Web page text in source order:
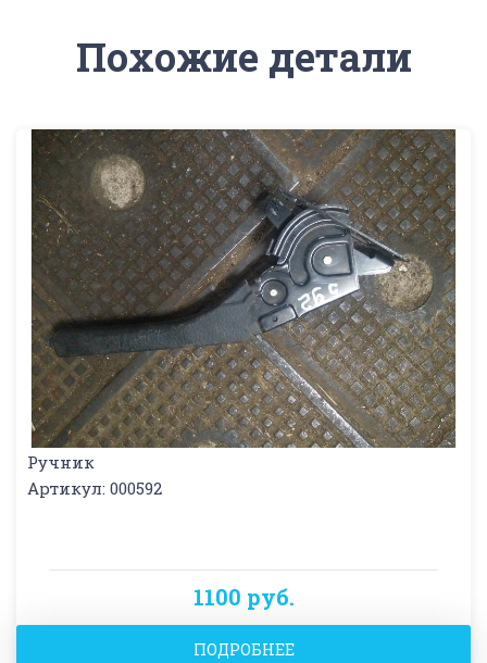
Похожие детали
Ручник
Артикул: 000592
1100 руб.
ПОДРОБНЕЕ